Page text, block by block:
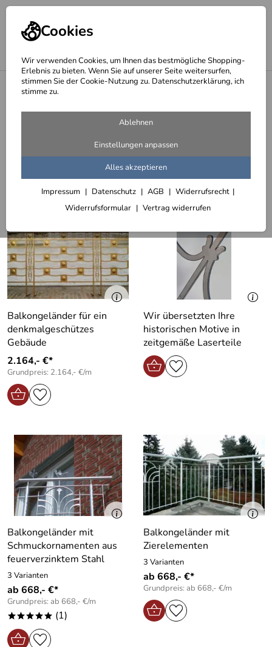
Cookies
Wir verwenden Cookies, um Ihnen das bestmögliche Shopping-
Erlebnis zu bieten. Wenn Sie auf unserer Seite weitersurfen,
stimmen Sie der Cookie-Nutzung zu. Datenschutzerklärung, ich
stimme zu.
Ablehnen
Einstellungen anpassen
Alles akzeptieren
Impressum Datenschutz AGB
Widerrufsrecht
Widerrufsformular
Vertrag widerrufen
Balkongeländer
Balkongeländer mit geschmiedeten
Schmuckornamenten
Filter (2) Sortieren
Balkongeländer für ein
denkmalgeschützes
Gebäude
2.164,- €*
Grundpreis: 2.164,- €/m
Wir übersetzten Ihre
historischen Motive in
zeitgemäße Laserteile
Balkongeländer mit
Schmuckornamenten aus
feuerverzinktem Stahl
3 Varianten
ab 668,- €*
Grundpreis: ab 668,- €/m
***** (1)
Balkongeländer mit
Zierelementen
3 Varianten
ab 668,- €*
Grundpreis: ab 668,- €/m